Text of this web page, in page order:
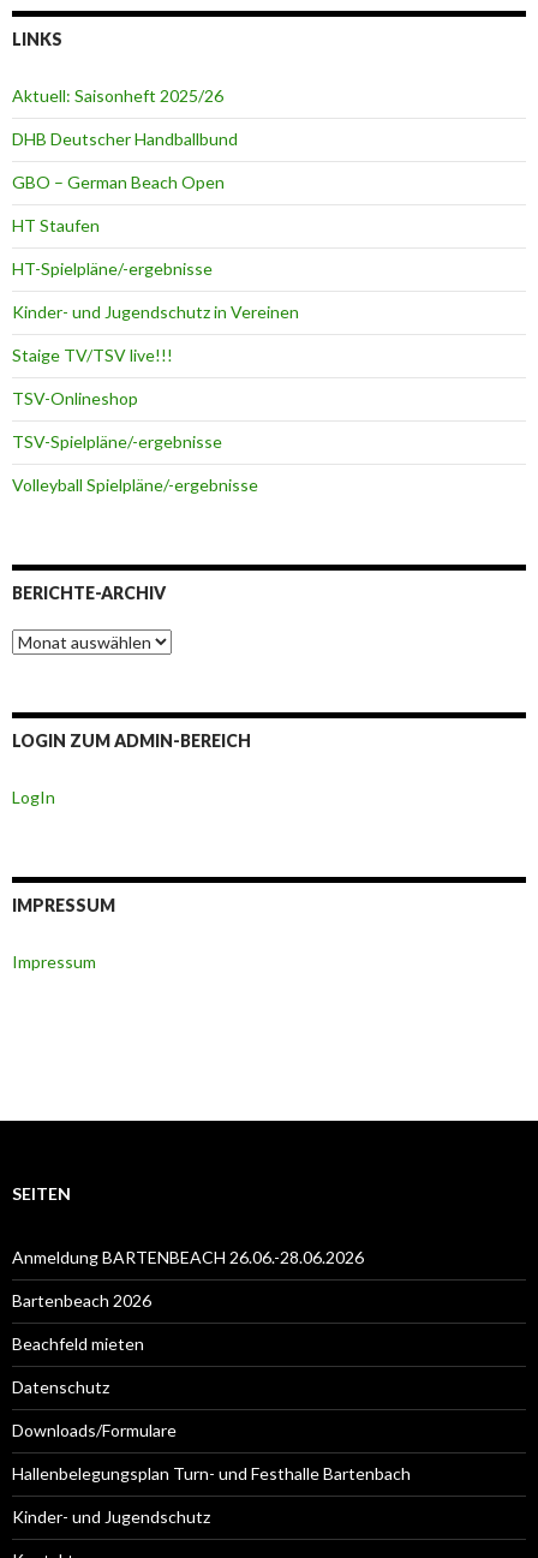
LINKS
Aktuell: Saisonheft 2025/26
DHB Deutscher Handballbund
GBO – German Beach Open
HT Staufen
HT-Spielpläne/-ergebnisse
Kinder- und Jugendschutz in Vereinen
Staige TV/TSV live!!!
TSV-Onlineshop
TSV-Spielpläne/-ergebnisse
Volleyball Spielpläne/-ergebnisse
BERICHTE-ARCHIV
Berichte-
Archiv
LOGIN ZUM ADMIN-BEREICH
LogIn
IMPRESSUM
Impressum
SEITEN
Anmeldung BARTENBEACH 26.06.-28.06.2026
Bartenbeach 2026
Beachfeld mieten
Datenschutz
Downloads/Formulare
Hallenbelegungsplan Turn- und Festhalle Bartenbach
Kinder- und Jugendschutz